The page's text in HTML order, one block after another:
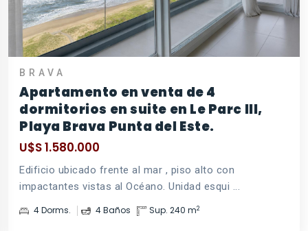
BRAVA
Apartamento en venta de 4
dormitorios en suite en Le Parc III,
Playa Brava Punta del Este.
U$S 1.580.000
Edificio ubicado frente al mar , piso alto con
impactantes vistas al Océano. Unidad esqui ...
4 Dorms. 4 Baños Sup. 240 m2